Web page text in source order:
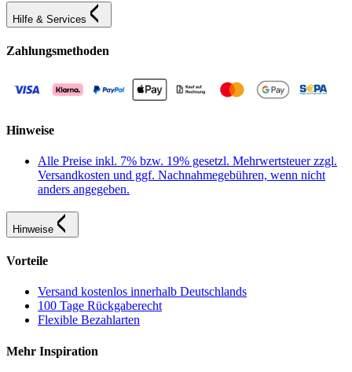
Hilfe & Services
Zahlungsmethoden
Hinweise
Alle Preise inkl. 7% bzw. 19% gesetzl. Mehrwertsteuer zzgl.
Versandkosten und ggf. Nachnahmegebühren, wenn nicht
anders angegeben.
Hinweise
Vorteile
Versand kostenlos innerhalb Deutschlands
100 Tage Rückgaberecht
Flexible Bezahlarten
Mehr Inspiration